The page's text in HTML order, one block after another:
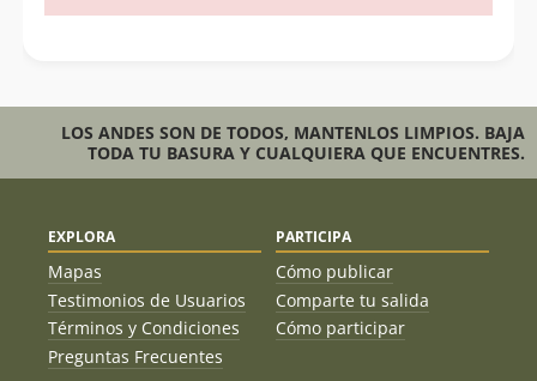
LOS ANDES SON DE TODOS, MANTENLOS LIMPIOS. BAJA
TODA TU BASURA Y CUALQUIERA QUE ENCUENTRES.
EXPLORA
Mapas
Testimonios de Usuarios
Términos y Condiciones
Preguntas Frecuentes
PARTICIPA
Cómo publicar
Comparte tu salida
Cómo participar